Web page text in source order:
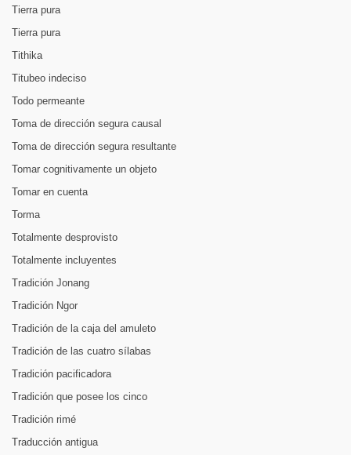
Tierra pura
Tierra pura
Tithika
Titubeo indeciso
Todo permeante
Toma de dirección segura causal
Toma de dirección segura resultante
Tomar cognitivamente un objeto
Tomar en cuenta
Torma
Totalmente desprovisto
Totalmente incluyentes
Tradición Jonang
Tradición Ngor
Tradición de la caja del amuleto
Tradición de las cuatro sílabas
Tradición pacificadora
Tradición que posee los cinco
Tradición rimé
Traducción antigua